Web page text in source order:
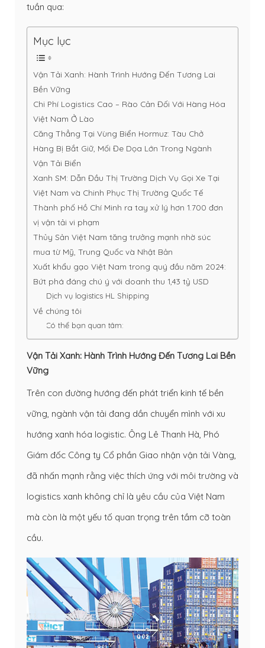
tuần qua:
Mục lục
Vận Tải Xanh: Hành Trình Hướng Đến Tương Lai
Bền Vững
Chi Phí Logistics Cao – Rào Cản Đối Với Hàng Hóa
Việt Nam Ở Lào
Căng Thẳng Tại Vùng Biển Hormuz: Tàu Chở
Hàng Bị Bắt Giữ, Mối Đe Dọa Lớn Trong Ngành
Vận Tải Biển
Xanh SM: Dẫn Đầu Thị Trường Dịch Vụ Gọi Xe Tại
Việt Nam và Chinh Phục Thị Trường Quốc Tế
Thành phố Hồ Chí Minh ra tay xử lý hơn 1.700 đơn
vị vận tải vi phạm
Thủy Sản Việt Nam tăng trưởng mạnh nhờ súc
mua từ Mỹ, Trung Quốc và Nhật Bản
Xuất khẩu gạo Việt Nam trong quý đầu năm 2024:
Bứt phá đáng chú ý với doanh thu 1,43 tỷ USD
Dịch vụ logistics HL Shipping
Về chúng tôi
Có thể bạn quan tâm:
Vận Tải Xanh: Hành Trình Hướng Đến Tương Lai Bền
Vững
Trên con đường hướng đến phát triển kinh tế bền
vững, ngành vận tải đang dần chuyển mình với xu
hướng xanh hóa logistic. Ông Lê Thanh Hà, Phó
Giám đốc Công ty Cổ phần Giao nhận vận tải Vàng,
đã nhấn mạnh rằng việc thích ứng với môi trường và
logistics xanh không chỉ là yêu cầu của Việt Nam
mà còn là một yếu tố quan trọng trên tầm cỡ toàn
cầu.